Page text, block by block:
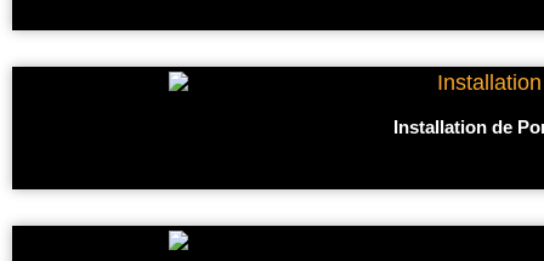
Installation de